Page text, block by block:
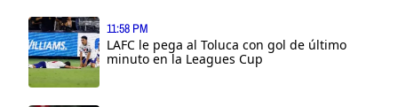
11:58 PM
LAFC le pega al Toluca con gol de último
minuto en la Leagues Cup